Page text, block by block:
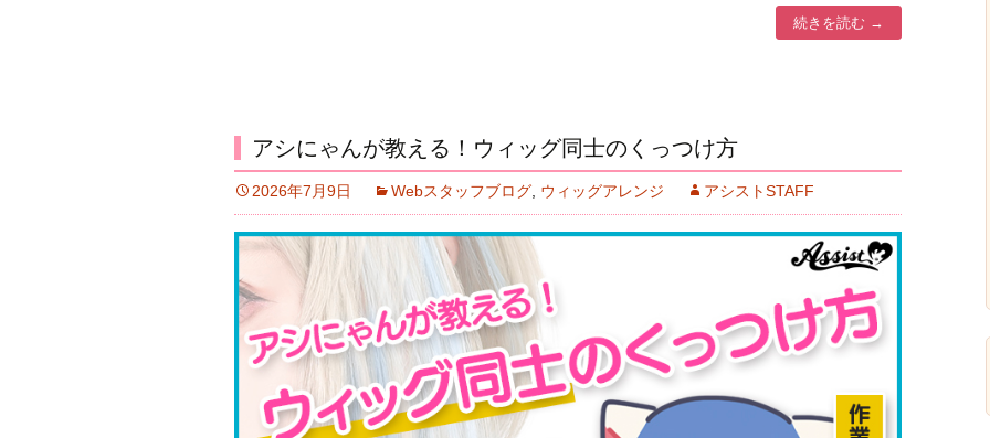
続きを読む →
アシにゃんが教える！ウィッグ同士のくっつけ方
2026年7月9日 Webスタッフブログ, ウィッグアレンジ アシストSTAFF